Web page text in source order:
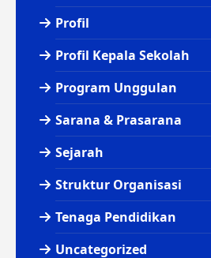
Profil
Profil Kepala Sekolah
Program Unggulan
Sarana & Prasarana
Sejarah
Struktur Organisasi
Tenaga Pendidikan
Uncategorized